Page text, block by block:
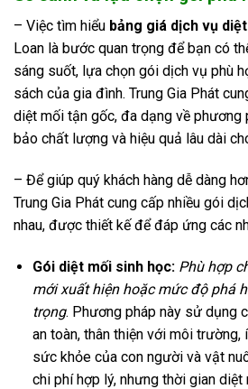
– Việc tìm hiểu bảng giá dịch vụ
Loan là bước quan trọng để bạn có
sáng suốt, lựa chọn gói dịch vụ phù
sách của gia đình. Trung Gia Phát
diệt mối tận gốc, đa dạng về phương
bảo chất lượng và hiệu quả lâu dài
– Để giúp quý khách hàng dễ dàng
Trung Gia Phát cung cấp nhiều gói
nhau, được thiết kế để đáp ứng các
Gói diệt mối sinh học: Phù hợp
mới xuất hiện hoặc mức độ phá
trọng. Phương pháp này sử dụng
an toàn, thân thiện với môi trường,
sức khỏe của con người và vật
chi phí hợp lý, nhưng thời gian